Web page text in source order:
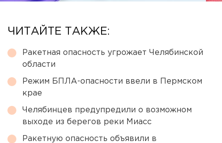
ЧИТАЙТЕ ТАКЖЕ:
Ракетная опасность угрожает Челябинской
области
Режим БПЛА-опасности ввели в Пермском
крае
Челябинцев предупредили о возможном
выходе из берегов реки Миасс
Ракетную опасность объявили в